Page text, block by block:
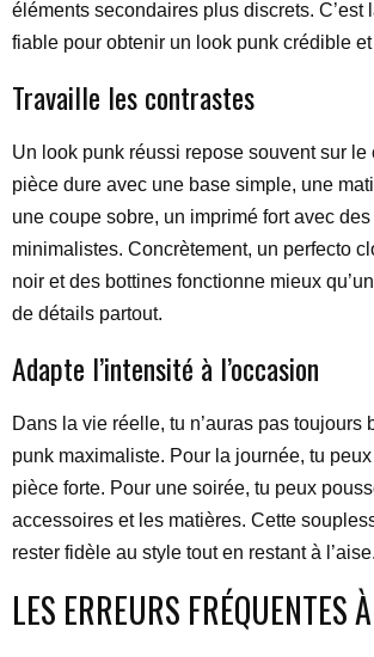
éléments secondaires plus discrets. C’est
fiable pour obtenir un look punk crédible
Travaille les contrastes
Un look punk réussi repose souvent sur le
pièce dure avec une base simple, une
une coupe sobre, un imprimé fort avec
minimalistes. Concrètement, un perfecto
noir et des bottines fonctionne mieux
de détails partout.
Adapte l’intensité à l’occasion
Dans la vie réelle, tu n’auras pas toujours
punk maximaliste. Pour la journée, tu
pièce forte. Pour une soirée, tu peux
accessoires et les matières. Cette
rester fidèle au style tout en restant à l’aise.
LES ERREURS FRÉQUENTES